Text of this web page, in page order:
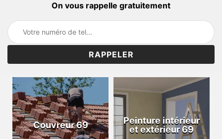
On vous rappelle gratuitement
Couvreur 69
Peinture intérieur
et extérieur 69